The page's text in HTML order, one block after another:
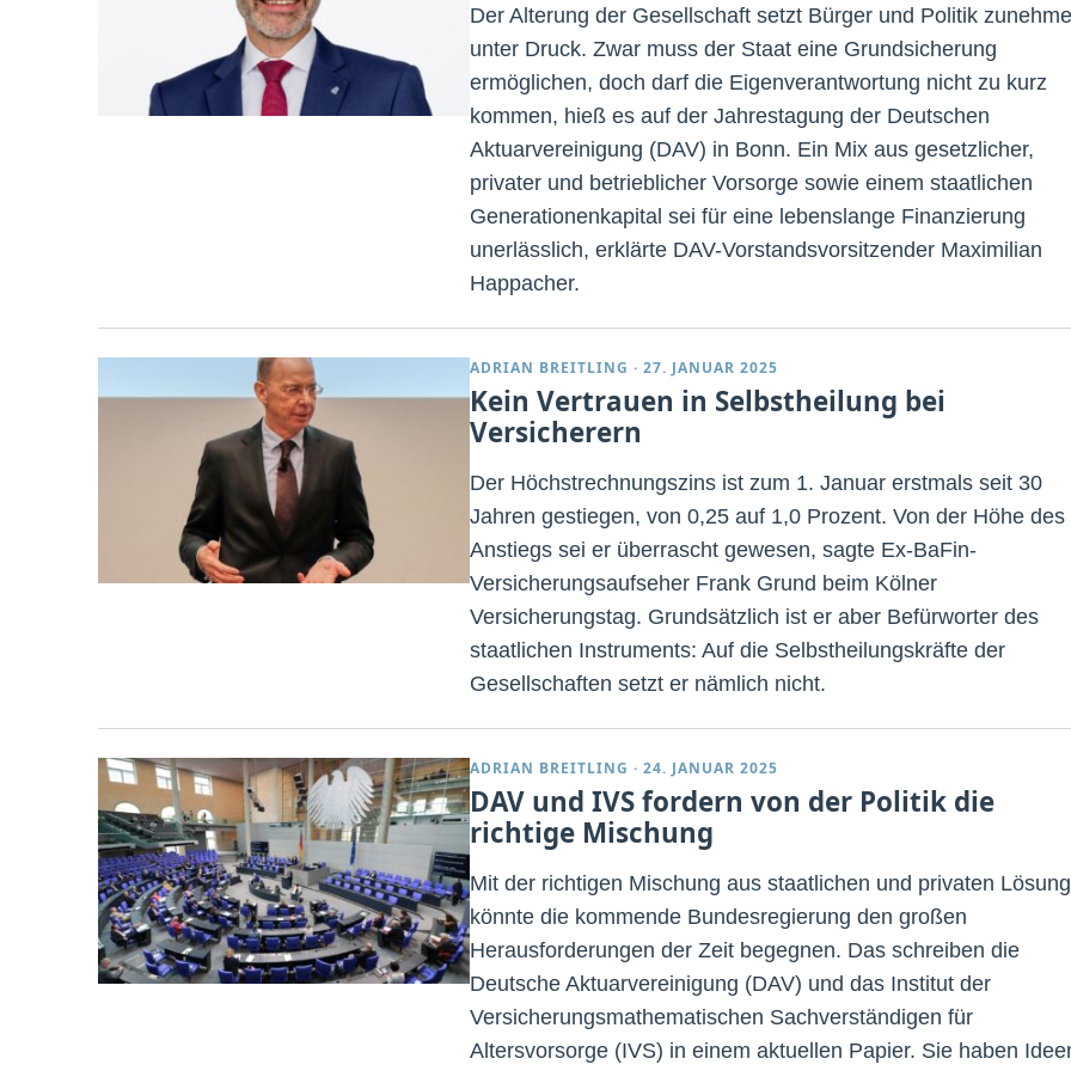
Der Alterung der Gesellschaft setzt Bürger und Politik
unter Druck. Zwar muss der Staat eine Grundsicherung
ermöglichen, doch darf die Eigenverantwortung nicht zu kurz
kommen, hieß es auf der Jahrestagung der Deutschen
Aktuarvereinigung (DAV) in Bonn. Ein Mix aus gesetzlicher,
privater und betrieblicher Vorsorge sowie einem staatlichen
Generationenkapital sei für eine lebenslange Finanzierung
unerlässlich, erklärte DAV-Vorstandsvorsitzender Maximilian
Happacher.
ADRIAN BREITLING · 27. JANUAR 2025
Kein Vertrauen in Selbstheilung bei
Versicherern
Der Höchstrechnungszins ist zum 1. Januar erstmals seit 30
Jahren gestiegen, von 0,25 auf 1,0 Prozent. Von der Höhe des
Anstiegs sei er überrascht gewesen, sagte Ex-BaFin-
Versicherungsaufseher Frank Grund beim Kölner
Versicherungstag. Grundsätzlich ist er aber Befürworter des
staatlichen Instruments: Auf die Selbstheilungskräfte der
Gesellschaften setzt er nämlich nicht.
ADRIAN BREITLING · 24. JANUAR 2025
DAV und IVS fordern von der Politik die
richtige Mischung
Mit der richtigen Mischung aus staatlichen und privaten
könnte die kommende Bundesregierung den großen
Herausforderungen der Zeit begegnen. Das schreiben die
Deutsche Aktuarvereinigung (DAV) und das Institut der
Versicherungsmathematischen Sachverständigen für
Altersvorsorge (IVS) in einem aktuellen Papier. Sie haben